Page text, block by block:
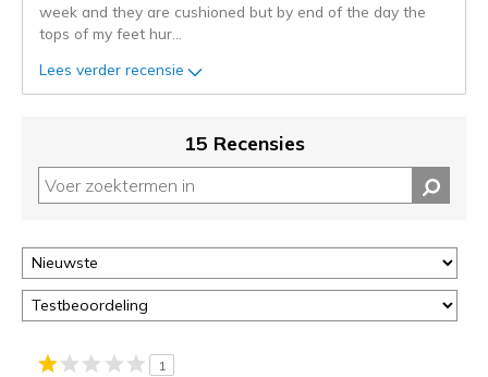
kunt
status
van
deze
of
door
<a
href="javascript:location.href=location.pathname;">hier</a>
page
week and they are cushioned but by end of the day the
tops of my feet hur
Lees verder recensie
15 Recensies
1